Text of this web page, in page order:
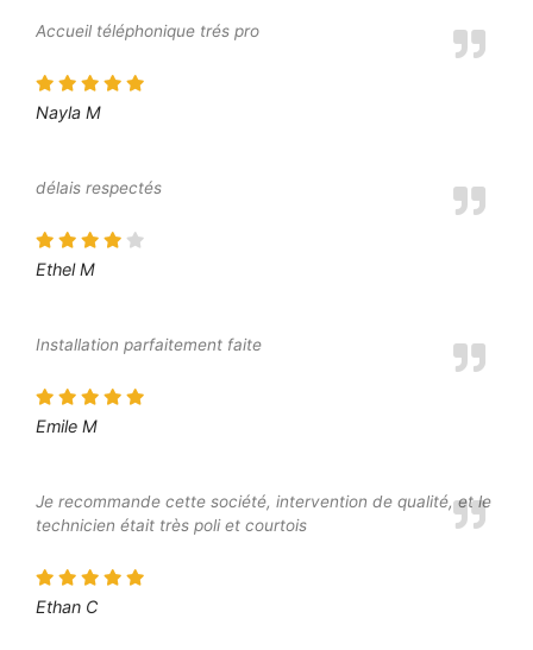
Accueil téléphonique trés pro
Nayla M
délais respectés
Ethel M
Installation parfaitement faite
Emile M
Je recommande cette société, intervention de qualité, et le
technicien était très poli et courtois
Ethan C